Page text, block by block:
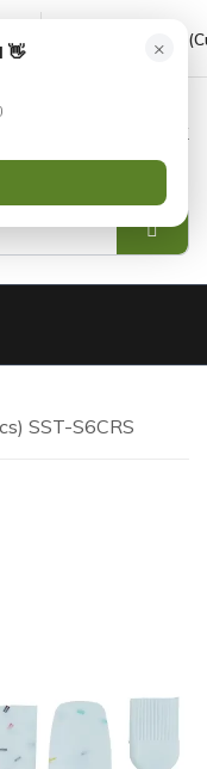
08551688000
Masuk
×
👋
SST-S6CRS